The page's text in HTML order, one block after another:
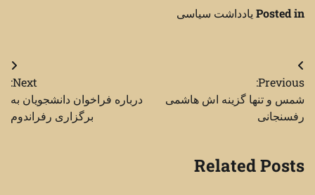
Posted in یادداشت سیاسی
راهبری
نوشته
Previous:
شمس و تنها گزینه اش هاشمی
رفسنجانی
Next:
درباره فراخوان دانشجویان به
برگزاری رفراندوم
Related Posts